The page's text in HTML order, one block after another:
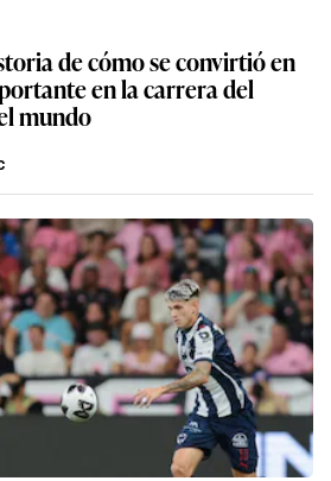
de cómo se convirtió en
en la carrera del
mundo